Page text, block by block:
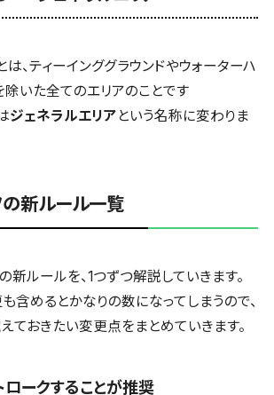
、ティーインググラウンドやウォーターハ
除いた全てのエリアのことです
ジェネラルエリア という名称に変わりま
新ルール一覧
新ルールを、1つずつ解説していきます。
含めるとかなりの数になってしまうので、
ておきたい変更点をまとめていきます。
ークすることが推奨